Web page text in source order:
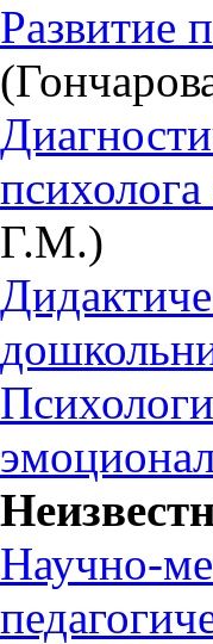
Развитие
Г.М.)
Научно-